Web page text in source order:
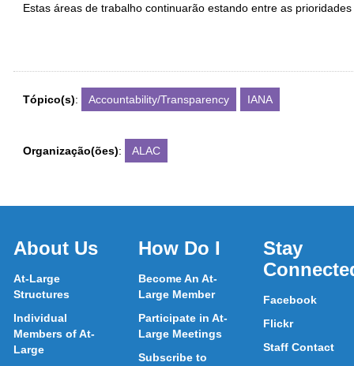
Estas áreas de trabalho continuarão estando entre as
Tópico(s): Accountability/Transparency IANA
Organização(ões): ALAC
About Us
At-Large
Structures
Individual
Members of At-
Large
How Do I
Become An At-
Large Member
Participate in At-
Large Meetings
Subscribe to
Stay
Facebook
Flickr
Staff Contact